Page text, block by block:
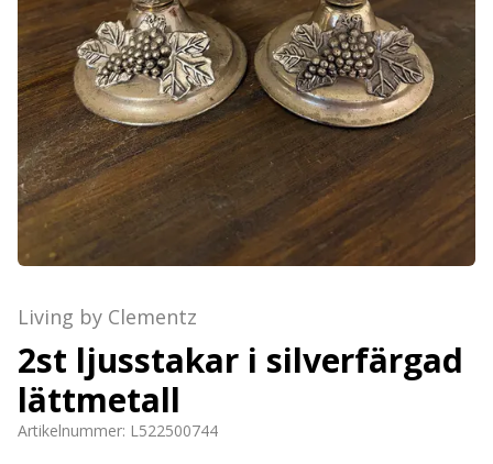
Living by Clementz
2st ljusstakar i silverfärgad
lättmetall
Artikelnummer: L522500744